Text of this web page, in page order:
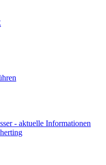
- aktuelle Informationen